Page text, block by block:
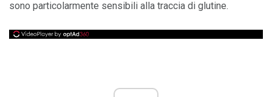
sono particolarmente sensibili alla traccia di glutine.